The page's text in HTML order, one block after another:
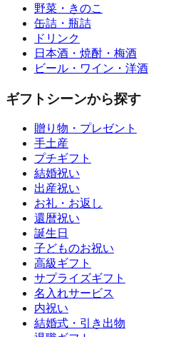
野菜・きのこ
缶詰・瓶詰
ドリンク
日本酒・焼酎・梅酒
ビール・ワイン・洋酒
ギフトシーンから探す
贈り物・プレゼント
手土産
プチギフト
結婚祝い
出産祝い
お礼・お返し
還暦祝い
誕生日
子どものお祝い
高級ギフト
サプライズギフト
名入れサービス
内祝い
結婚式・引き出物